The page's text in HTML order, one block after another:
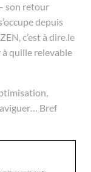
son retour
depuis
c’est à dire le
quille relevable
Bref